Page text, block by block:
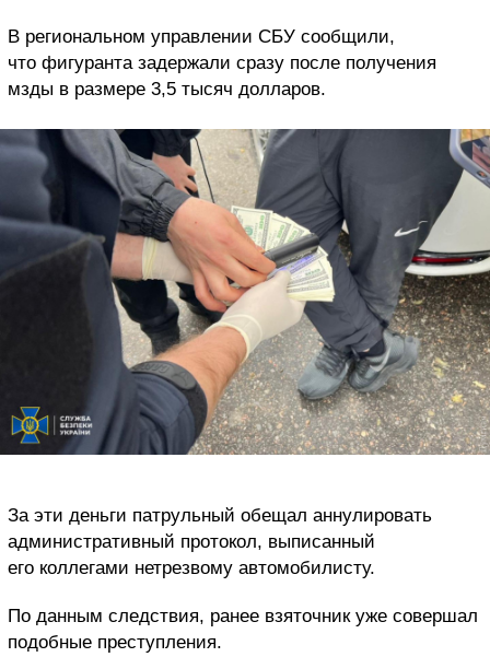
В региональном управлении СБУ сообщили,
что фигуранта задержали сразу после получения
мзды в размере 3,5 тысяч долларов.
За эти деньги патрульный обещал аннулировать
административный протокол, выписанный
его коллегами нетрезвому автомобилисту.
По данным следствия, ранее взяточник уже совершал
подобные преступления.